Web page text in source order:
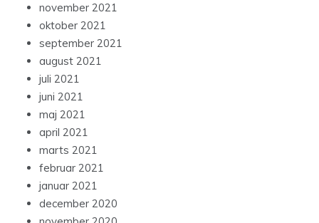
november 2021
oktober 2021
september 2021
august 2021
juli 2021
juni 2021
maj 2021
april 2021
marts 2021
februar 2021
januar 2021
december 2020